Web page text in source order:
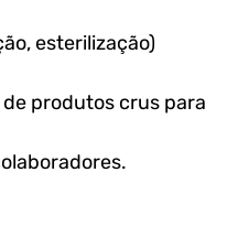
esterilização)
produtos crus para